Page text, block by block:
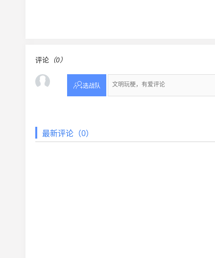
评论 （0）
选战队
最新评论（0）